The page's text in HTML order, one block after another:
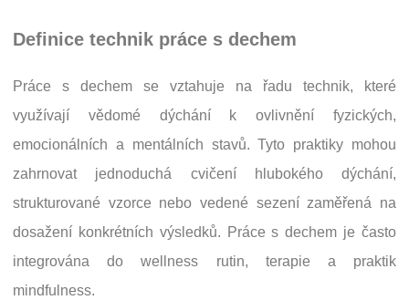
Definice technik práce s dechem
Práce s dechem se vztahuje na řadu technik, které
využívají vědomé dýchání k ovlivnění fyzických,
emocionálních a mentálních stavů. Tyto praktiky mohou
zahrnovat jednoduchá cvičení hlubokého dýchání,
strukturované vzorce nebo vedené sezení zaměřená na
dosažení konkrétních výsledků. Práce s dechem je často
integrována do wellness rutin, terapie a praktik
mindfulness.